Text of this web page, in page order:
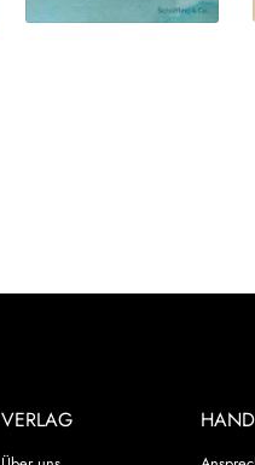
VERLAG